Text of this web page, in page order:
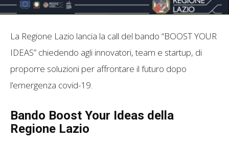
La Regione Lazio lancia la call del bando “BOOST YOUR
IDEAS” chiedendo agli innovatori, team e startup, di
proporre soluzioni per affrontare il futuro dopo
l’emergenza covid-19.
Bando Boost Your Ideas della
Regione Lazio